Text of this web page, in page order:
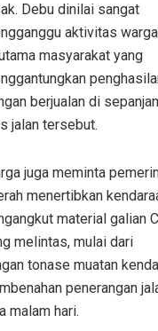
Debu dinilai sangat
aktivitas
masyarakat yang
berjualan di
jalan tersebut.
juga meminta
menertibkan
material galian C
melintas, mulai dari
tonase muatan
penerangan
malam hari.